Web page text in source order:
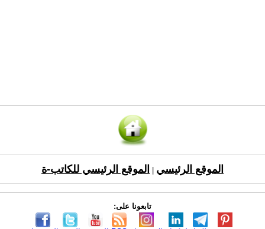
الموقع الرئيسي الموقع الرئيسي للكاتب-ة
تابعونا على: